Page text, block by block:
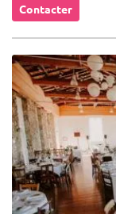
Contacter